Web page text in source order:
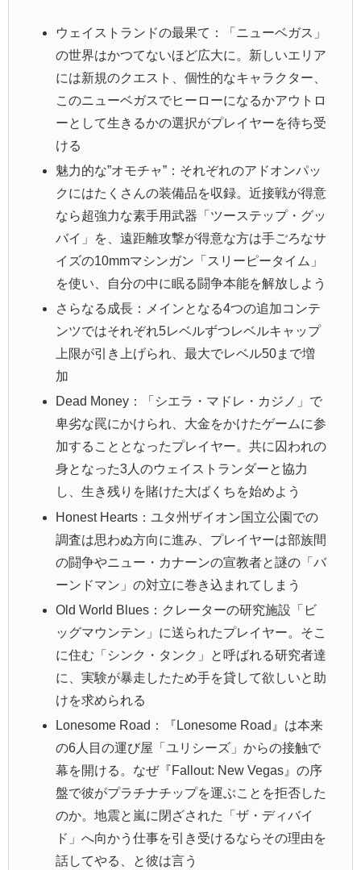
ウェイストランドの最果て：「ニューベガス」
の世界はかつてないほど広大に。新しいエリア
には新規のクエスト、個性的なキャラクター、
このニューベガスでヒーローになるかアウトロ
ーとして生きるかの選択がプレイヤーを待ち受
ける
魅力的な”オモチャ”：それぞれのアドオンパッ
クにはたくさんの装備品を収録。近接戦が得意
なら超強力な素手用武器「ツーステップ・グッ
バイ」を、遠距離攻撃が得意な方は手ごろなサ
イズの10mmマシンガン「スリーピータイム」
を使い、自分の中に眠る闘争本能を解放しよう
さらなる成長：メインとなる4つの追加コンテ
ンツではそれぞれ5レベルずつレベルキャップ
上限が引き上げられ、最大でレベル50まで増
加
Dead Money：「シエラ・マドレ・カジノ」で
卑劣な罠にかけられ、大金をかけたゲームに参
加することとなったプレイヤー。共に囚われの
身となった3人のウェイストランダーと協力
し、生き残りを賭けた大ばくちを始めよう
Honest Hearts：ユタ州ザイオン国立公園での
調査は思わぬ方向に進み、プレイヤーは部族間
の闘争やニュー・カナーンの宣教者と謎の「バ
ーンドマン」の対立に巻き込まれてしまう
Old World Blues：クレーターの研究施設「ビ
ッグマウンテン」に送られたプレイヤー。そこ
に住む「シンク・タンク」と呼ばれる研究者達
に、実験が暴走したため手を貸して欲しいと助
けを求められる
Lonesome Road：『Lonesome Road』は本来
の6人目の運び屋「ユリシーズ」からの接触で
幕を開ける。なぜ『Fallout: New Vegas』の序
盤で彼がプラチナチップを運ぶことを拒否した
のか。地震と嵐に閉ざされた「ザ・ディバイ
ド」へ向かう仕事を引き受けるならその理由を
話してやる、と彼は言う